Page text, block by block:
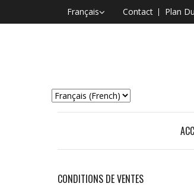
Français Contact Plan
CONDITIONS DE VENTES